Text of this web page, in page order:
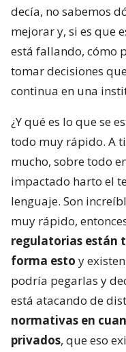
decía, no sabemos
mejorar y, si es que
está fallando, cómo
tomar decisiones
continua en una
¿Y qué es lo que se
todo muy rápido. A
mucho, sobre todo
impactado harto el
lenguaje. Son
muy rápido,
regulatorias están
forma esto y
podría pegarlas y
está atacando de
normativas en
privados, que eso